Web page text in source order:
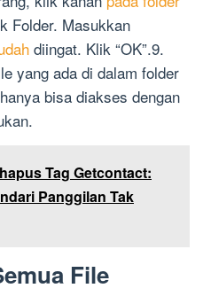
Folder. Masukkan
diingat. Klik “OK”.9.
yang ada di dalam folder
bisa diakses dengan
Tag Getcontact:
Panggilan Tak
File